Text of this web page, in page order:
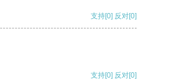
支持[0] 反对[0]
支持[0] 反对[0]